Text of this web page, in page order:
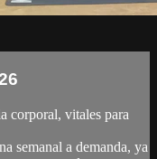
corporal, vitales para
semanal a demanda, ya